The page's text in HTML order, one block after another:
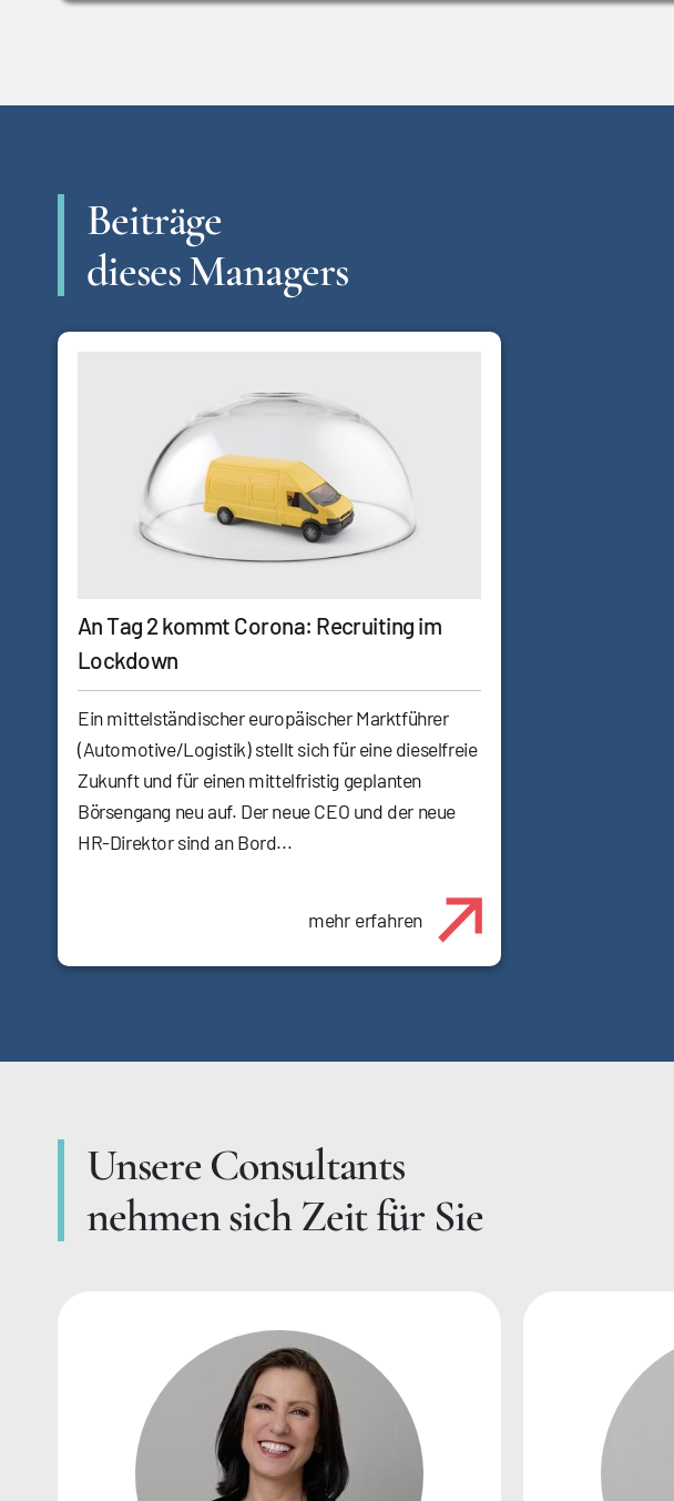
Beiträge
dieses Managers
An Tag 2 kommt Corona: Recruiting im
Lockdown
Ein mittelständischer europäischer Marktführer
(Automotive/Logistik) stellt sich für eine dieselfreie
Zukunft und für einen mittelfristig geplanten
Börsengang neu auf. Der neue CEO und der neue
HR-Direktor sind an Bord...
mehr erfahren
Unsere Consultants
nehmen sich Zeit für Sie